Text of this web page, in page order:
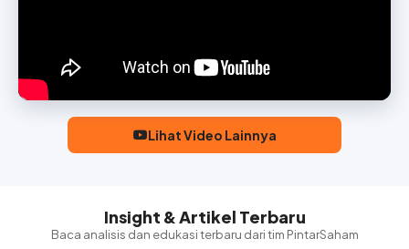
Lihat Video Lainnya
Insight & Artikel Terbaru
Baca analisis dan edukasi terbaru dari tim PintarSaham